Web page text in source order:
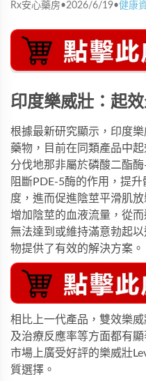
Rx安心藥房•2026/6/19•健康
印度樂威壯：起
根據最新研究顯示，印度
藥物，目前在同類產品中
分伐地那非屬於磷酸二酯
阻斷PDE-5酶的作用，提
度，進而促進陰莖平滑肌
增加陰莖的血液流量，從
無法達到或維持滿意勃起
物提供了有效的解決方案。
相比上一代產品， 雙效樂威
及治療反應率等方面都有
市場上廣受好評的樂威壯
質選擇。